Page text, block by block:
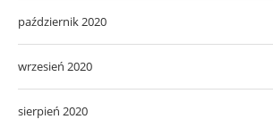
październik 2020
wrzesień 2020
sierpień 2020